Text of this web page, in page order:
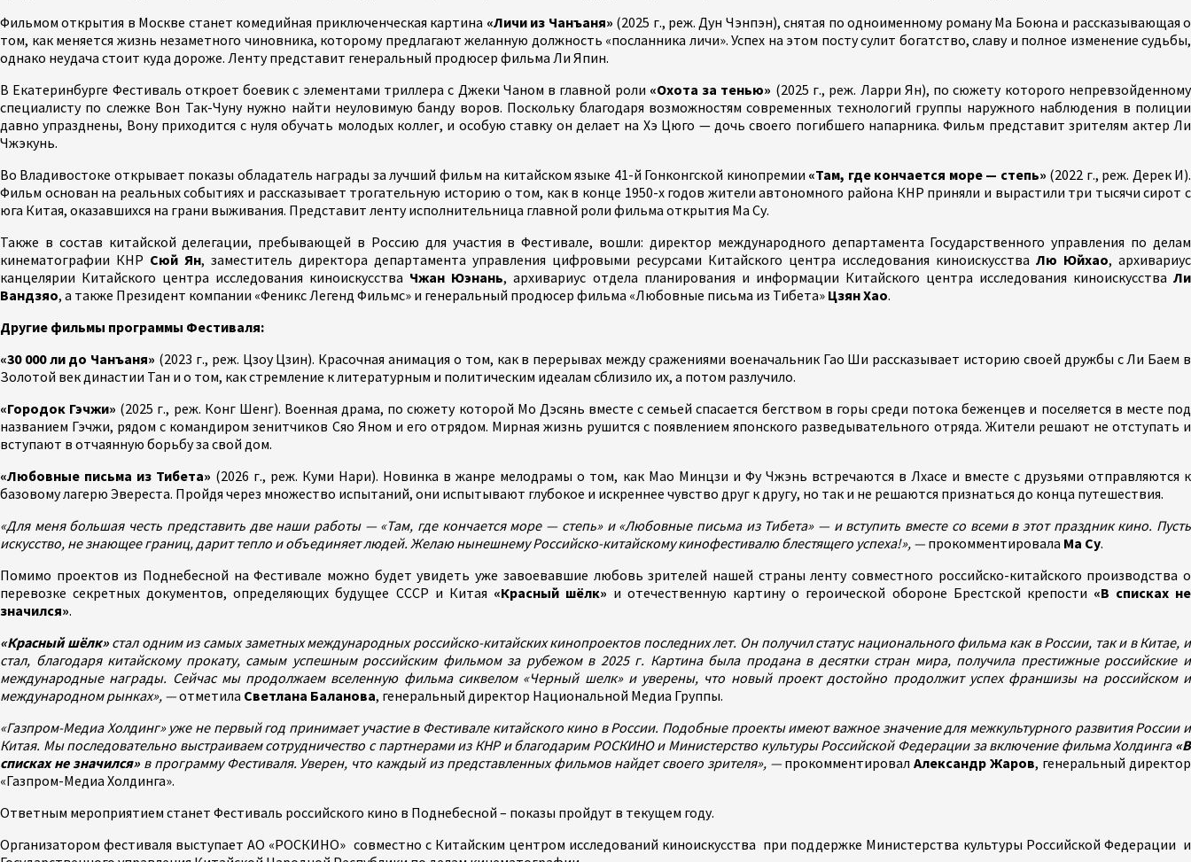
Фильмом открытия в Москве станет комедийная приключенческая картина «Личи из Чанъаня» (2025 г., реж. Дун Чэнпэн), снятая по одноименному роману Ма Боюна и рассказывающая о
том, как меняется жизнь незаметного чиновника, которому предлагают желанную должность «посланника личи». Успех на этом посту сулит богатство, славу и полное изменение судьбы,
однако неудача стоит куда дороже. Ленту представит генеральный продюсер фильма Ли Япин.
В Екатеринбурге Фестиваль откроет боевик с элементами триллера с Джеки Чаном в главной роли «Охота за тенью» (2025 г., реж. Ларри Ян), по сюжету которого непревзойденному
специалисту по слежке Вон Так-Чуну нужно найти неуловимую банду воров. Поскольку благодаря возможностям современных технологий группы наружного наблюдения в полиции
давно упразднены, Вону приходится с нуля обучать молодых коллег, и особую ставку он делает на Хэ Цюго — дочь своего погибшего напарника. Фильм представит зрителям актер Ли
Чжэкунь.
Во Владивостоке открывает показы обладатель награды за лучший фильм на китайском языке 41-й Гонконгской кинопремии «Там, где кончается море — степь» (2022 г., реж. Дерек И).
Фильм основан на реальных событиях и рассказывает трогательную историю о том, как в конце 1950-х годов жители автономного района КНР приняли и вырастили три тысячи сирот с
юга Китая, оказавшихся на грани выживания. Представит ленту исполнительница главной роли фильма открытия Ма Су.
Также в состав китайской делегации, пребывающей в Россию для участия в Фестивале, вошли: директор международного департамента Государственного управления по делам
кинематографии КНР Сюй Ян, заместитель директора департамента управления цифровыми ресурсами Китайского центра исследования киноискусства Лю Юйхао, архивариус
канцелярии Китайского центра исследования киноискусства Чжан Юэнань, архивариус отдела планирования и информации Китайского центра исследования киноискусства Ли
Вандзяо, а также Президент компании «Феникс Легенд Фильмс» и генеральный продюсер фильма «Любовные письма из Тибета» Цзян Хао.
Другие фильмы программы Фестиваля:
«30 000 ли до Чанъаня» (2023 г., реж. Цзоу Цзин). Красочная анимация о том, как в перерывах между сражениями военачальник Гао Ши рассказывает историю своей дружбы с Ли Баем в
Золотой век династии Тан и о том, как стремление к литературным и политическим идеалам сблизило их, а потом разлучило.
«Городок Гэчжи» (2025 г., реж. Конг Шенг). Военная драма, по сюжету которой Мо Дэсянь вместе с семьей спасается бегством в горы среди потока беженцев и поселяется в месте под
названием Гэчжи, рядом с командиром зенитчиков Сяо Яном и его отрядом. Мирная жизнь рушится с появлением японского разведывательного отряда. Жители решают не отступать и
вступают в отчаянную борьбу за свой дом.
«Любовные письма из Тибета» (2026 г., реж. Куми Нари). Новинка в жанре мелодрамы о том, как Мао Минцзи и Фу Чжэнь встречаются в Лхасе и вместе с друзьями отправляются к
базовому лагерю Эвереста. Пройдя через множество испытаний, они испытывают глубокое и искреннее чувство друг к другу, но так и не решаются признаться до конца путешествия.
«Для меня большая честь представить две наши работы — «Там, где кончается море — степь» и «Любовные письма из Тибета» — и вступить вместе со всеми в этот праздник кино. Пусть
искусство, не знающее границ, дарит тепло и объединяет людей. Желаю нынешнему Российско-китайскому кинофестивалю блестящего успеха!», —прокомментировала Ма Су.
Помимо проектов из Поднебесной на Фестивале можно будет увидеть уже завоевавшие любовь зрителей нашей страны ленту совместного российско-китайского производства о
перевозке секретных документов, определяющих будущее СССР и Китая «Красный шёлк» и отечественную картину о героической обороне Брестской крепости «В списках не
значился».
«Красный шёлк»стал одним из самых заметных международных российско-китайских кинопроектов последних лет. Он получил статус национального фильма как в России, так и в Китае, и
стал, благодаря китайскому прокату, самым успешным российским фильмом за рубежом в 2025 г. Картина была продана в десятки стран мира, получила престижные российские и
международные награды. Сейчас мы продолжаем вселенную фильма сиквелом «Черный шелк» и уверены, что новый проект достойно продолжит успех франшизы на российском и
международном рынках», —отметила Светлана Баланова, генеральный директор Национальной Медиа Группы.
«Газпром-Медиа Холдинг» уже не первый год принимает участие в Фестивале китайского кино в России. Подобные проекты имеют важное значение для межкультурного развития России и
Китая. Мы последовательно выстраиваем сотрудничество с партнерами из КНР и благодарим РОСКИНО и Министерство культуры Российской Федерации за включение фильма Холдинга «В
списках не значился»в программу Фестиваля. Уверен, что каждый из представленных фильмов найдет своего зрителя», —прокомментировалАлександр Жаров, генеральный директор
«Газпром-Медиа Холдинга».
Ответным мероприятием станет Фестиваль российского кино в Поднебесной – показы пройдут в текущем году.
Организатором фестиваля выступает АО «РОСКИНО» совместно с Китайским центром исследований киноискусства при поддержке Министерства культуры Российской Федерации и